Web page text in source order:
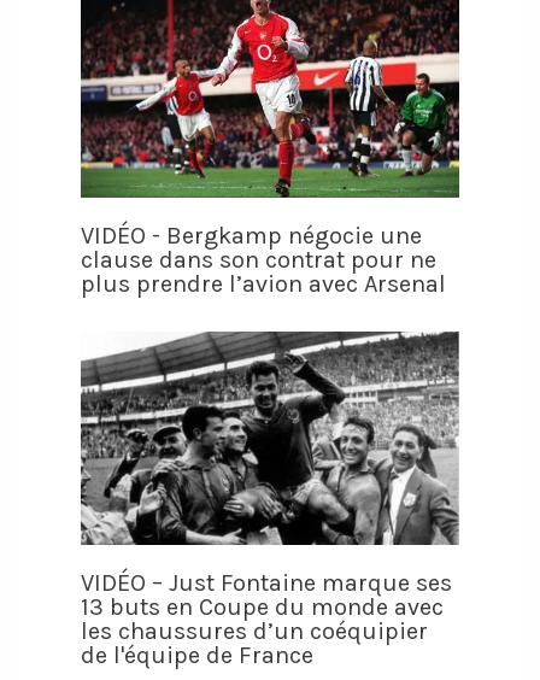
VIDÉO - Bergkamp négocie une
clause dans son contrat pour ne
plus prendre l’avion avec Arsenal
VIDÉO – Just Fontaine marque ses
13 buts en Coupe du monde avec
les chaussures d’un coéquipier
de l'équipe de France